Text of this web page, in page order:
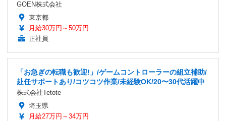
GOEN株式会社
東京都
月給30万円～50万円
正社員
「お急ぎの転職も歓迎!」/ゲームコントローラーの組立補助/
赴任サポートあり/コツコツ作業/未経験OK/20〜30代活躍中
株式会社Tetote
埼玉県
月給27万円～34万円